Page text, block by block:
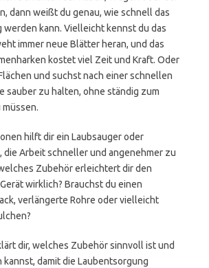
dann weißt du genau, wie schnell das
werden kann. Vielleicht kennst du das
immer neue Blätter heran, und das
kostet viel Zeit und Kraft. Oder
und suchst nach einer schnellen
sauber zu halten, ohne ständig zum
hilft dir ein Laubsauger oder
die Arbeit schneller und angenehmer zu
Zubehör erleichtert dir den
wirklich? Brauchst du einen
verlängerte Rohre oder vielleicht
dir, welches Zubehör sinnvoll ist und
damit die Laubentsorgung